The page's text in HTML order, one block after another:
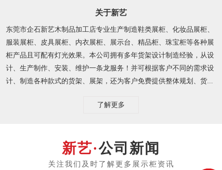
关于新艺
东莞市企石新艺木制品加工店专业生产制造鞋类展柜、化妆品展柜、
服装展柜、皮具展柜、内衣展柜、展示台、精品柜、珠宝柜等各种展
柜产品且可配有灯光效果。本公司拥有多年货架设计制造经验，从设
计、生产制作、安装、维护一条龙服务！并可根据客户不同的需求设
计、制造各种款式的货架、展架，还为客户免费提供整体规划、货...
了解更多
公司新闻